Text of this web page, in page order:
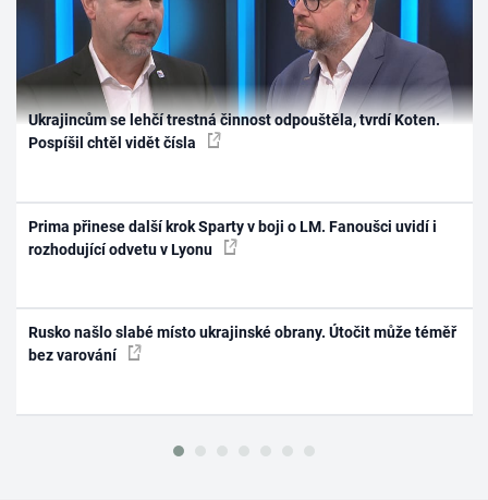
Ukrajincům se lehčí trestná činnost odpouštěla, tvrdí Koten.
Pospíšil chtěl vidět čísla
Prima přinese další krok Sparty v boji o LM. Fanoušci uvidí i
rozhodující odvetu v Lyonu
Rusko našlo slabé místo ukrajinské obrany. Útočit může téměř
bez varování